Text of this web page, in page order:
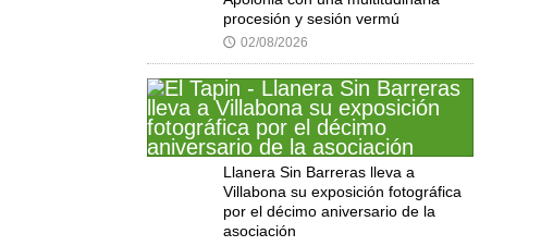
procesión y sesión vermú
🕔 02/08/2026
Llanera Sin Barreras lleva a
Villabona su exposición fotográfica
por el décimo aniversario de la
asociación